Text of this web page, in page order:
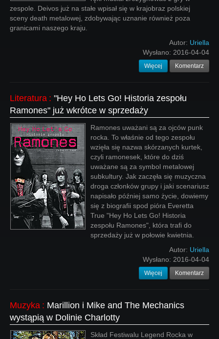
zespole. Deivos już na stałe wpisał się w krajobraz polskiej
sceny death metalowej, zdobywając uznanie również poza
granicami naszego kraju.
Autor: Uriella
Wysłano: 2016-04-04
Więcej Komentarz
Literatura : "Hey Ho Lets Go! Historia zespołu
Ramones" już wkrótce w sprzedaży
Ramones uważani są za ojców punk
rocka. To właśnie od tego zespołu
wzięła się nazwa skórzanych kurtek,
czyli ramonesek, które do dziś
uważane są za symbol metalowej
subkultury. Jak zaczęła się muzyczna
droga członków grupy i jaki scenariusz
napisało później samo życie, dowiemy
się z biografii spod pióra Everetta
True "Hey Ho Lets Go! Historia
zespołu Ramones", która trafi do
sprzedaży już w połowie kwietnia.
Autor: Uriella
Wysłano: 2016-04-04
Więcej Komentarz
Muzyka : Marillion i Mike and The Mechanics
wystąpią w Dolinie Charlotty
Skład Festiwalu Legend Rocka w